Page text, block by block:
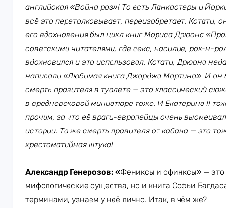
английская «Война роз»! То есть Ланкастеры и
всё это перетолковывает, переизобретает. Кстати,
его вдохновения был цикл книг Мориса Дрюона
советскими читателями, где секс, насилие, рок-н-
вдохновился и это использовал. Кстати, Дрюона
написали «Любимая книга Джорджа Мартина». И он
смерть правителя в туалете — это классический
в средневековой миниатюре тоже. И Екатерина II
прочим, за что её враги-европейцы очень
истории. Та же смерть правителя от кабана — это
хрестоматийная штука!
Александр Генерозов: «Фениксы и сфинксы» — это
мифологические существа, но и книга Софьи
терминами, узнаем у неё лично. Итак, в чём же?